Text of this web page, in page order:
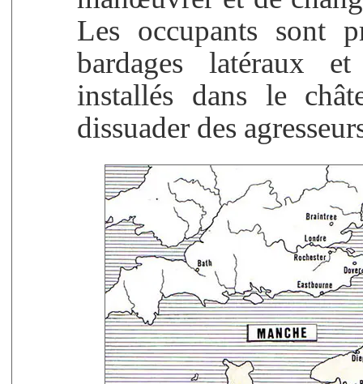
Les occupants sont
bardages latéraux
installés dans le
dissuader des